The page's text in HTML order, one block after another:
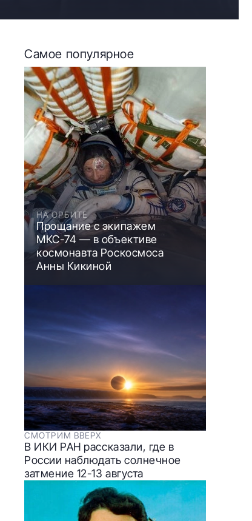
Самое популярное
НА ОРБИТЕ
Прощание с экипажем
МКС-74 — в объективе
космонавта Роскосмоса
Анны Кикиной
СМОТРИМ ВВЕРХ
В ИКИ РАН рассказали, где в
России наблюдать солнечное
затмение 12-13 августа